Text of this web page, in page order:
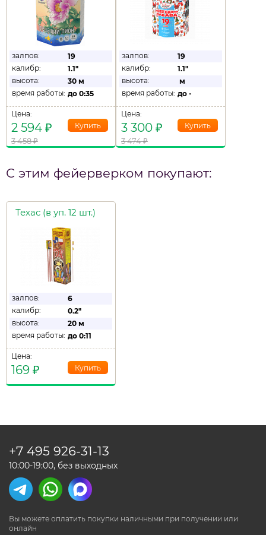
залпов:
19
калибр:
1.1"
высота:
30 м
время работы: до 0:35
Цена:
2 594 ₽
3 458₽
залпов:
19
калибр:
1.1"
высота:
м
время работы: до -
Цена:
3 300 ₽
3 474₽
С этим фейерверком покупают:
Техас (в уп. 12 шт.)
залпов:
6
калибр:
0.2"
высота:
20 м
время работы: до 0:11
Цена:
169 ₽
Вы можете оплатить покупки наличными при получении или
онлайн
+7 495 926-31-13
10:00-19:00, без выходных